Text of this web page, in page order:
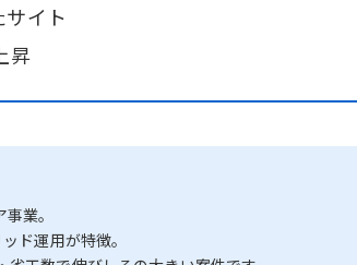
イト
昇
業。
ド運用が特徴。